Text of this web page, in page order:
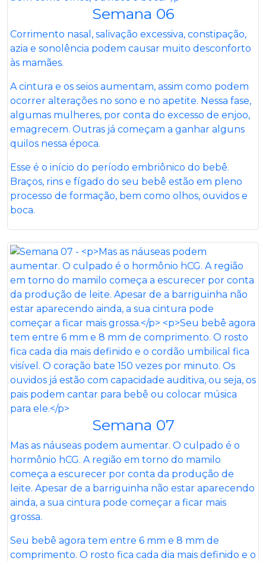
Semana 06
Corrimento nasal, salivação excessiva, constipação,
azia e sonolência podem causar muito desconforto
às mamães.
A cintura e os seios aumentam, assim como podem
ocorrer alterações no sono e no apetite. Nessa fase,
algumas mulheres, por conta do excesso de enjoo,
emagrecem. Outras já começam a ganhar alguns
quilos nessa época.
Esse é o início do período embriônico do bebê.
Braços, rins e fígado do seu bebê estão em pleno
processo de formação, bem como olhos, ouvidos e
boca.
Semana 07
Mas as náuseas podem aumentar. O culpado é o
hormônio hCG. A região em torno do mamilo
começa a escurecer por conta da produção de
leite. Apesar de a barriguinha não estar aparecendo
ainda, a sua cintura pode começar a ficar mais
grossa.
Seu bebê agora tem entre 6 mm e 8 mm de
comprimento. O rosto fica cada dia mais definido e o